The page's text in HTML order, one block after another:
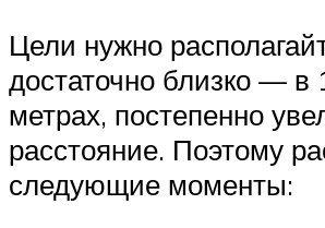
Цели нужно
достаточно близко — в
метрах, постепенно
расстояние. Поэтому
следующие моменты: